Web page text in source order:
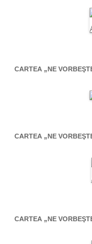
CARTEA „NE
CARTEA „NE
CARTEA „NE